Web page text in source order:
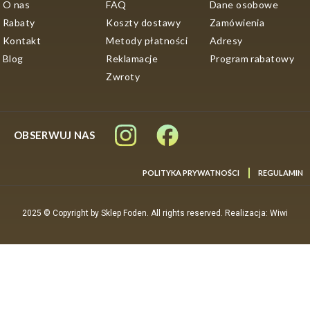
artykuły wędkarskie. Sięgając po sprawdzone
rozwiązania marki Robinson, wędkarze mogą liczyć na
jakość i trwałość, które przekładają się na jeszcze
większą satysfakcję z połowów.
O nas
Rabaty
Kontakt
Blog
FAQ
Koszty dostawy
Metody płatności
Reklamacje
Zwroty
Dane osobowe
Zamówienia
Adresy
Program rabatowy
OBSERWUJ NAS
POLITYKA PRYWATNOŚCI REGULAMIN
2025 © Copyright by Sklep Foden. All rights reserved. Realizacja: Wiwi